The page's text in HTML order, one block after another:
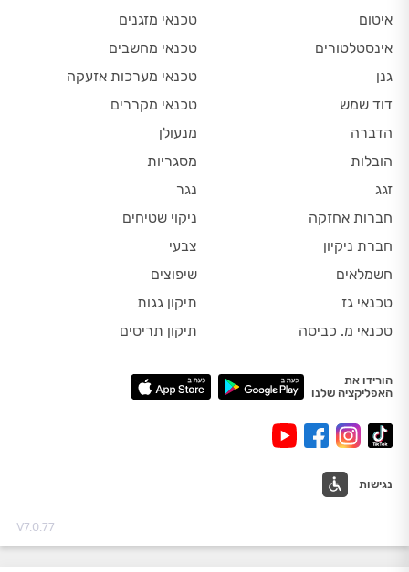
איטום
אינסטלטורים
גנן
דוד שמש
הדברה
הובלות
זגג
חברות אחזקה
חברת ניקיון
חשמלאים
טכנאי גז
טכנאי מ. כביסה
טכנאי מזגנים
טכנאי מחשבים
טכנאי מערכות אזעקה
טכנאי מקררים
מנעולן
מסגריות
נגר
ניקוי שטיחים
צבעי
שיפוצים
תיקון גגות
תיקון תריסים
הורידו את
האפליקציה שלנו
נגישות
V7.0.77